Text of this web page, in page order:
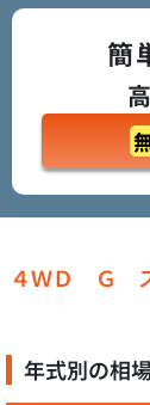
簡
４ＷＤ Ｇ
年式別の相